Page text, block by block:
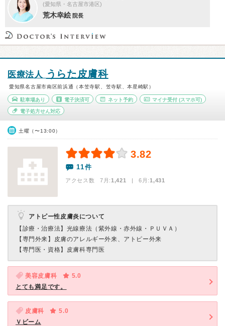
(愛知県・名古屋市港区)
荒木幸絵 院長
医療法人 うらた皮膚科
愛知県名古屋市南区前浜通（本笠寺駅、笠寺駅、本星崎駅）
駐車場あり 電子決済可 ネット予約 マイナ受付 (スマホ可)
電子処方せん対応
土曜（〜13:00）
3.82
11件
アクセス数 7月:1,421 | 6月:1,431
アトピー性皮膚炎について
【診療・治療法】 光線療法（紫外線・赤外線・ＰＵＶＡ）
【専門外来】 皮膚のアレルギー外来、アトピー外来
【専門医・資格】 皮膚科専門医
美容皮膚科
5.0
とても満足です。
皮膚科
5.0
Ｖビーム